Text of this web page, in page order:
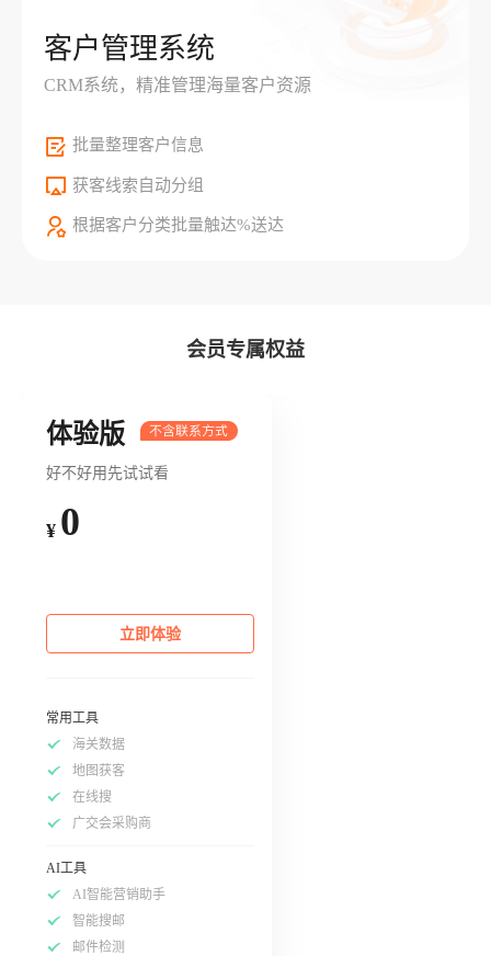
客户管理系统
CRM系统，精准管理海量客户资源
批量整理客户信息
获客线索自动分组
根据客户分类批量触达%送达
会员专属权益
体验版
好不好用先试试看
¥ 0
立即体验
常用工具
海关数据
地图获客
在线搜
广交会采购商
AI工具
AI智能营销助手
智能搜邮
邮件检测